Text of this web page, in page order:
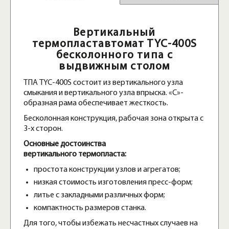
Вертикальный
термопластавтомат TYC-400S
бесколонного типа с
выдвижным столом
ТПА TYC-400S состоит из вертикального узла
смыкания и вертикального узла впрыска. «С»-
образная рама обеспечивает жесткость.
Бесколонная конструкция, рабочая зона открыта с
3-х сторон.
Основные достоинства
вертикального термопласта:
простота конструкции узлов и агрегатов;
низкая стоимость изготовления пресс-форм;
литье с закладными различных форм;
компактность размеров станка.
Для того, чтобы избежать несчастных случаев на